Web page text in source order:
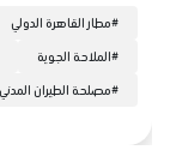
#مطار القاهرة الدولي
#الملاحة الجوية
#مصلحة الطيران المدني